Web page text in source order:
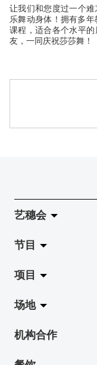
让我们和您度过一个
乐舞动身体！拥有多
课程，适合各个水平
友，一同庆祝莎莎舞！
艺穗会
关于艺穗会
艺穗会的演化
使命与宗旨
艺穗会架构
节目
拉阔
展览
演出
项目
Jazz-Go-Central,
LPL
场地
陈丽玲划廊
机构合作